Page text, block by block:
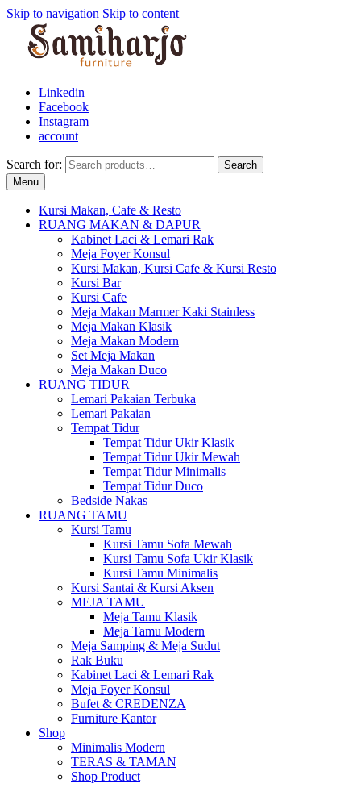
Skip to navigation Skip to content
Linkedin
Facebook
Instagram
account
Search for:
Search
Menu
Kursi Makan, Cafe & Resto
RUANG MAKAN & DAPUR
Kabinet Laci & Lemari Rak
Meja Foyer Konsul
Kursi Makan, Kursi Cafe & Kursi Resto
Kursi Bar
Kursi Cafe
Meja Makan Marmer Kaki Stainless
Meja Makan Klasik
Meja Makan Modern
Set Meja Makan
Meja Makan Duco
RUANG TIDUR
Lemari Pakaian Terbuka
Lemari Pakaian
Tempat Tidur
Tempat Tidur Ukir Klasik
Tempat Tidur Ukir Mewah
Tempat Tidur Minimalis
Tempat Tidur Duco
Bedside Nakas
RUANG TAMU
Kursi Tamu
Kursi Tamu Sofa Mewah
Kursi Tamu Sofa Ukir Klasik
Kursi Tamu Minimalis
Kursi Santai & Kursi Aksen
MEJA TAMU
Meja Tamu Klasik
Meja Tamu Modern
Meja Samping & Meja Sudut
Rak Buku
Kabinet Laci & Lemari Rak
Meja Foyer Konsul
Bufet & CREDENZA
Furniture Kantor
Shop
Minimalis Modern
TERAS & TAMAN
Shop Product